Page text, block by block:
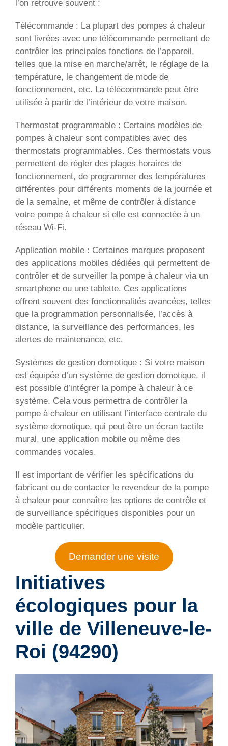
l’on retrouve souvent :
Télécommande : La plupart des pompes à chaleur
sont livrées avec une télécommande permettant de
contrôler les principales fonctions de l’appareil,
telles que la mise en marche/arrêt, le réglage de la
température, le changement de mode de
fonctionnement, etc. La télécommande peut être
utilisée à partir de l’intérieur de votre maison.
Thermostat programmable : Certains modèles de
pompes à chaleur sont compatibles avec des
thermostats programmables. Ces thermostats vous
permettent de régler des plages horaires de
fonctionnement, de programmer des températures
différentes pour différents moments de la journée et
de la semaine, et même de contrôler à distance
votre pompe à chaleur si elle est connectée à un
réseau Wi-Fi.
Application mobile : Certaines marques proposent
des applications mobiles dédiées qui permettent de
contrôler et de surveiller la pompe à chaleur via un
smartphone ou une tablette. Ces applications
offrent souvent des fonctionnalités avancées, telles
que la programmation personnalisée, l’accès à
distance, la surveillance des performances, les
alertes de maintenance, etc.
Systèmes de gestion domotique : Si votre maison
est équipée d’un système de gestion domotique, il
est possible d’intégrer la pompe à chaleur à ce
système. Cela vous permettra de contrôler la
pompe à chaleur en utilisant l’interface centrale du
système domotique, qui peut être un écran tactile
mural, une application mobile ou même des
commandes vocales.
Il est important de vérifier les spécifications du
fabricant ou de contacter le revendeur de la pompe
à chaleur pour connaître les options de contrôle et
de surveillance spécifiques disponibles pour un
modèle particulier.
Demander une visite
Initiatives
écologiques pour la
ville de Villeneuve-le-
Roi (94290)